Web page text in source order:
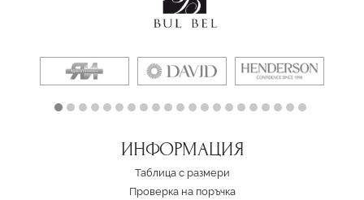
ИНФОРМАЦИЯ
Таблица с размери
Проверка на поръчка